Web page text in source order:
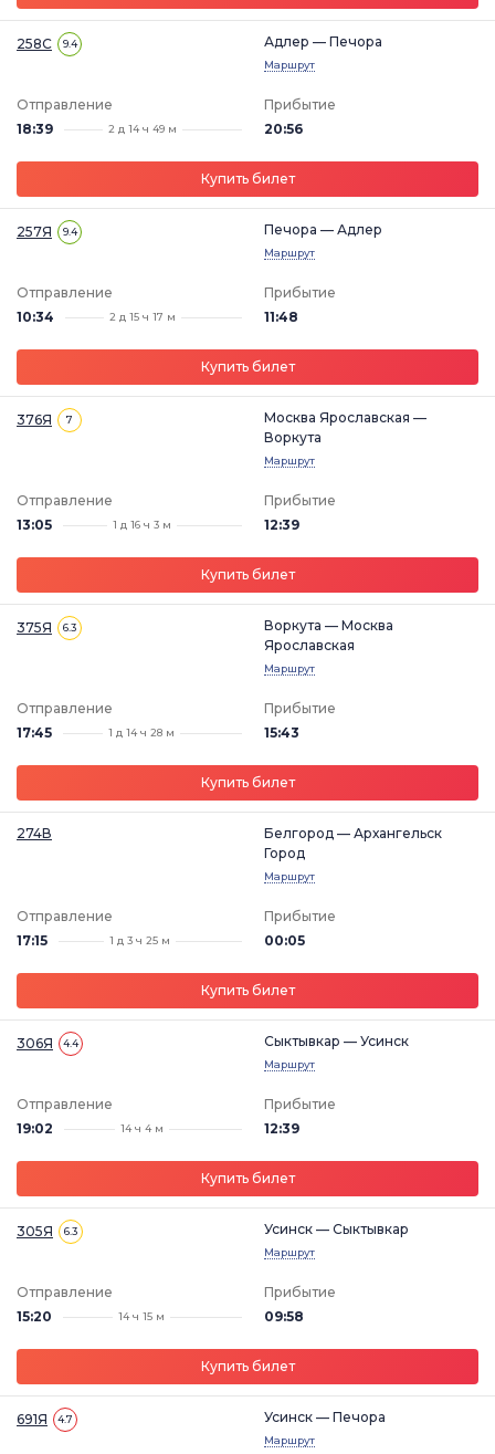
258С 9.4 Адлер — Печора
Маршрут
Отправление
18:39
2 д 14 ч 49 м
Прибытие
20:56
Купить билет
257Я 9.4 Печора — Адлер
Маршрут
Отправление
10:34
2 д 15 ч 17 м
Прибытие
11:48
Купить билет
376Я 7
Москва Ярославская —
Воркута
Маршрут
Отправление
13:05
1 д 16 ч 3 м
Прибытие
12:39
Купить билет
375Я 6.3
Воркута — Москва
Ярославская
Маршрут
Отправление
17:45
1 д 14 ч 28 м
Прибытие
15:43
Купить билет
274В
Белгород — Архангельск
Город
Маршрут
Отправление
17:15
1 д 3 ч 25 м
Прибытие
00:05
Купить билет
306Я 4.4 Сыктывкар — Усинск
Маршрут
Отправление
19:02
14 ч 4 м
Прибытие
12:39
Купить билет
305Я 6.3 Усинск — Сыктывкар
Маршрут
Отправление
15:20
14 ч 15 м
Прибытие
09:58
Купить билет
691Я 4.7 Усинск — Печора
Маршрут